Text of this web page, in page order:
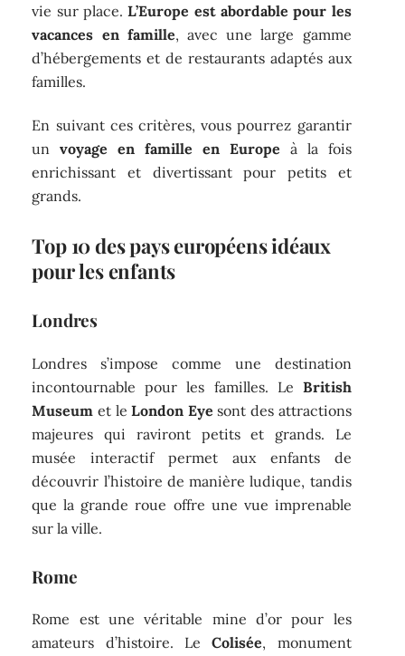
vie sur place.L’Europe est abordable pour les
vacances en famille, avec une large gamme
d’hébergements et de restaurants adaptés aux
familles.
En suivant ces critères, vous pourrez garantir
unvoyage en famille en Europe à la fois
enrichissant et divertissant pour petits et
grands.
Top 10 des pays européens idéaux
pour les enfants
Londres
Londres s’impose comme une destination
incontournable pour les familles. Le British
Museum et leLondon Eye sont des attractions
majeures qui raviront petits et grands. Le
musée interactif permet aux enfants de
découvrir l’histoire de manière ludique, tandis
que la grande roue offre une vue imprenable
sur la ville.
Rome
Rome est une véritable mine d’or pour les
amateurs d’histoire. LeColisée, monument